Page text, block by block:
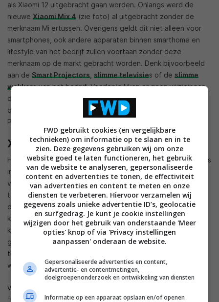
als Xiaomi 12 uitgebracht gaan worden. Onlangs werd de
nieuwe Xiaomi Mix 4 (zie foto) al uitgebracht zonder de
merknaam Mi ertussen. Overigens geldt dit niet alleen voor
smartphones, ook andere apparaten binnen smarthome en
lifestyle van het bedrijf zullen voortaan zonder deze
merknaam op de markt gebracht worden. Denk bijvoorbeeld
aan de Smart Projectors slimme televisies of de slimme
wekkersvan het bedrijf. Voorlopig lijken er geen wijzigingen
doorgevoerd gaan worden voor de midrange Redmi-serie en
de budget Poco-serie. Daar zullen de merknamen Redmi en
Poco voorlopig gewoon blijven.
Xiaomi de Europese koploper
Het bedrijf is sinds juni koploperals het gaat om smartphones
in Europa en ook in de rest van de wereld gaat het Xiaomi
voor de wind. Het marktaandeel in Europa is 25.3 procent
tegenover 24 procent van Samsung, dat nummer twee is op
de lijst. Dit bleek uit de kwartaalcijfers van het tweede
kwartaal van 2021. De verwachting is dat Xiaomi wereldwijd
koploper is in het derde kwartaal van 2021. Internationaal
gezien wordt de merknaam Mi gebruikt, terwijl toestellen in
thuisland China altijd al zonder deze merknaam uitgebracht
werden. Xiaomi wil dat nu internationaal gelijk gaan stellen.
VIA
ANDROID POLICE
FWD gebruikt cookies (en vergelijkbare
technieken) om informatie op te slaan en in te
zien. Deze gegevens gebruiken wij om onze
website goed te laten functioneren, het gebruik
van de website te analyseren, gepersonaliseerde
content en advertenties te tonen, de effectiviteit
van advertenties en content te meten en onze
diensten te verbeteren. Hiervoor verzamelen wij
gegevens zoals unieke advertentie ID’s, geolocatie
en surfgedrag. Je kunt je cookie instellingen
wijzigen door het gebruik van onderstaande 'Meer
opties' knop of via 'Privacy instellingen
aanpassen' onderaan de website.
Gepersonaliseerde advertenties en content,
advertentie- en contentmetingen,
doelgroepenonderzoek en ontwikkeling van diensten
Informatie op een apparaat opslaan en/of openen